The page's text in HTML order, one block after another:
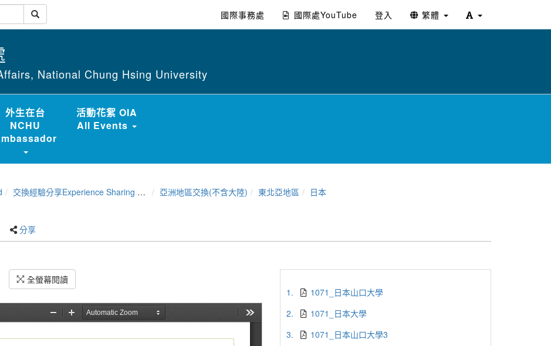
國際事務處 國際處YouTube 登入 繁體
National Chung Hsing University
外生在台
NCHU
活動花絮 OIA
All Events
交換經驗分享Experience Sharing of NCHU Exchange Program 亞洲地區交換(不含大陸) 東北亞地區 日本
分享
全螢幕閱讀
1.
1071_日本山口大學
2.
1071_日本大學
3.
1071_日本山口大學3